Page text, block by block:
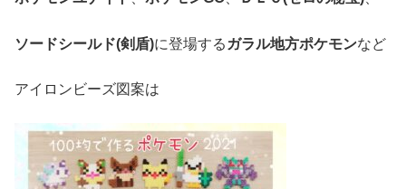
ソードシールド(剣盾)に登場する ガラル地方ポケモンなど
アイロンビーズ図案は